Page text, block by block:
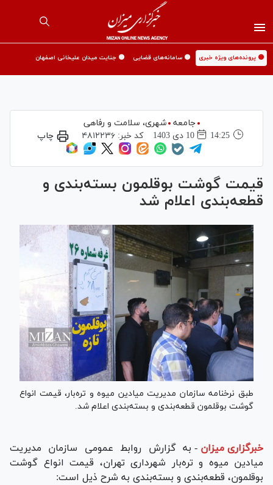
🟡 پرونده‌های ویژه خبری 🟡 سامانه‌های قضایی 🟡 جنایت میدان علیخانی اصفهان
جامعه
شهری،‌ سلامت و رفاهی
14:25
10 دی 1403 کد خبر: ۴۸۱۲۲۳۶ چاپ
قیمت گوشت بوقلمون بسته‌بندی و
قطعه‌بندی اعلام شد
طبق نرخنامه سازمان مدیریت میادین میوه و تره‌بار، قیمت انواع
گوشت بوقلمون قطعه‌بندی و بسته‌بندی اعلام شد.
خبرگزاری میزان - به گزارش روابط عمومی سازمان مدیریت
میادین میوه و تره‌بار شهرداری تهران، قیمت انواع گوشت
بوقلمون، قطعه‌بندی و بسته‌بندی به شرح ذیل است: